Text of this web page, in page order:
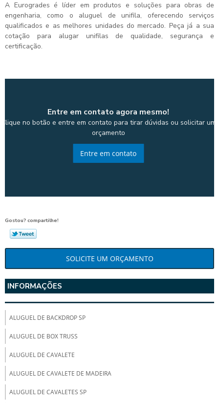
A Eurogrades é líder em produtos e soluções para obras de
engenharia, como o aluguel de unifila, oferecendo serviços
qualificados e as melhores unidades do mercado. Peça já a sua
cotação para alugar unifilas de qualidade, segurança e
certificação.
Entre em contato agora mesmo!
Clique no botão e entre em contato para tirar dúvidas ou solicitar um
orçamento
Entre em contato
Gostou? compartilhe!
SOLICITE UM ORÇAMENTO
INFORMAÇÕES
ALUGUEL DE BACKDROP SP
ALUGUEL DE BOX TRUSS
ALUGUEL DE CAVALETE
ALUGUEL DE CAVALETE DE MADEIRA
ALUGUEL DE CAVALETES SP